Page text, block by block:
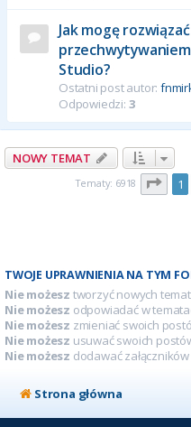
Jak mogę
Studio?
Ostatni post autor:
Odpowiedzi: 3
NOWY TEMAT
Tematy: 6918 1
TWOJE UPRAWNIENIA NA TYM
Nie możesz tworzyć nowych
Nie możesz odpowiadać w
Nie możesz zmieniać swoich
Nie możesz usuwać swoich
Nie możesz dodawać załączników
Strona główna